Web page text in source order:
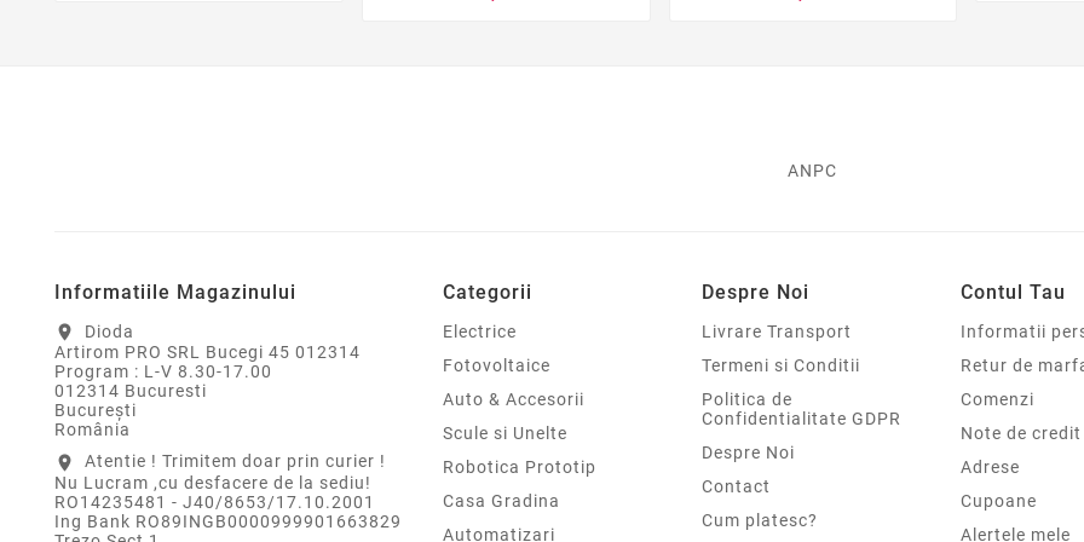
ANPC
Informatiile Magazinului
location_on
Dioda
Artirom PRO SRL Bucegi 45 012314
Program : L-V 8.30-17.00
012314 Bucuresti
Bucureşti
România
location_on
Atentie ! Trimitem doar prin curier !
Nu Lucram ,cu desfacere de la sediu!
RO14235481 - J40/8653/17.10.2001
Ing Bank RO89INGB0000999901663829
Categorii
Electrice
Fotovoltaice
Auto & Accesorii
Scule si Unelte
Robotica Prototip
Casa Gradina
Automatizari
Despre Noi
Livrare Transport
Termeni si Conditii
Politica de
Confidentialitate GDPR
Despre Noi
Contact
Cum platesc?
Contul Tau
Informatii
Retur de
Comenzi
Note de credit
Adrese
Cupoane
Alertele mele